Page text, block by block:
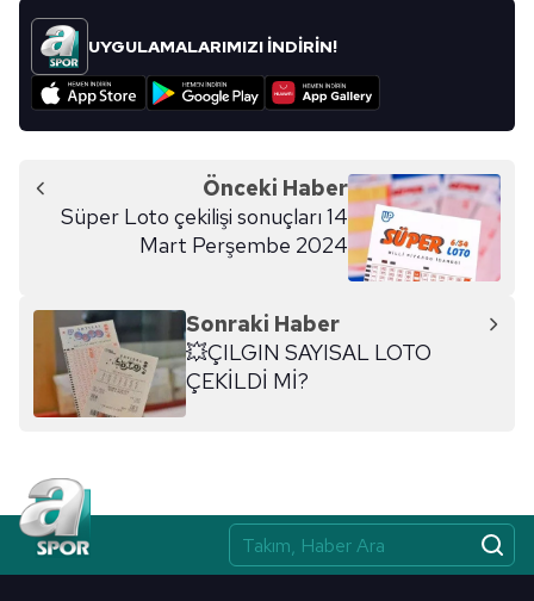
Çerezlere ilişkin tercihlerinizi aşağıda yer alan panel
vasıtasıyla belirleyebilirsiniz. Çerezlere ilişkin detaylı bilgi
için Ayarlar butonuna tıklayabilir,Çerez Bilgilendirme
Metnimiziziyaret edebilirsiniz.
hazırlanmış Aydınlatma Metnimizi okumak ve sitemizde
ilgili mevzuata uygun olarak kullanılan çerezlerle ilgili bilgi
almak için lütfentıklayınız.
UYGULAMALARIMIZI İNDİRİN!
Önceki Haber
Süper Loto çekilişi sonuçları 14
Mart Perşembe 2024
Sonraki Haber
💥ÇILGIN SAYISAL LOTO
ÇEKİLDİ Mİ?